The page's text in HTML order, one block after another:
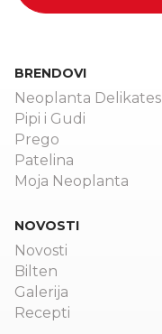
BRENDOVI
Neoplanta Delikates
Pipi i Gudi
Prego
Patelina
Moja Neoplanta
NOVOSTI
Novosti
Bilten
Galerija
Recepti